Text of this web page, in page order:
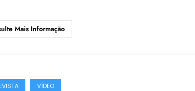
Mais Informação
VÍDEO